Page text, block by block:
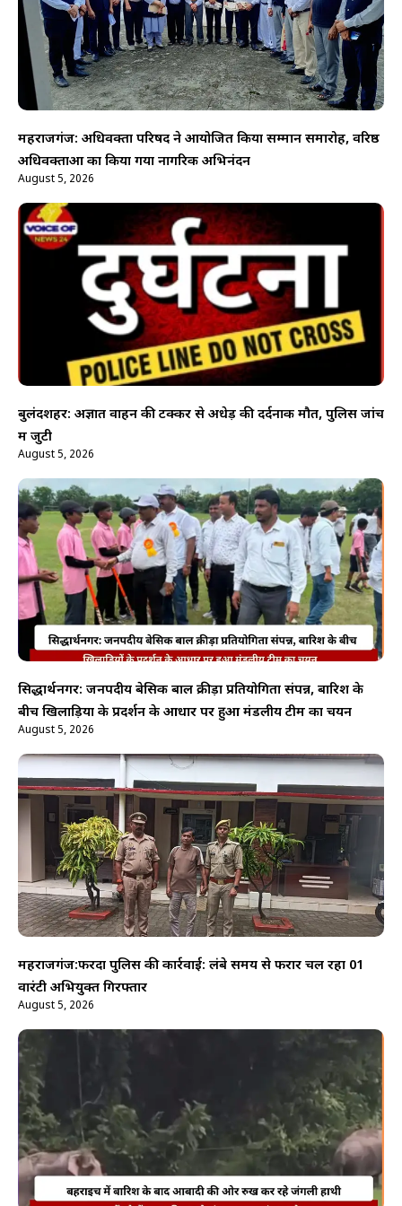
महराजगंज: अधिवक्ता परिषद ने आयोजित किया सम्मान समारोह, वरिष्ठ
अधिवक्ताओं का किया गया नागरिक अभिनंदन
August 5, 2026
बुलंदशहर: अज्ञात वाहन की टक्कर से अधेड़ की दर्दनाक मौत, पुलिस जांच
में जुटी
August 5, 2026
सिद्धार्थनगर: जनपदीय बेसिक बाल क्रीड़ा प्रतियोगिता संपन्न, बारिश के
बीच खिलाड़ियों के प्रदर्शन के आधार पर हुआ मंडलीय टीम का चयन
August 5, 2026
महराजगंज:फरेंदा पुलिस की कार्रवाई: लंबे समय से फरार चल रहा 01
वारंटी अभियुक्त गिरफ्तार
August 5, 2026